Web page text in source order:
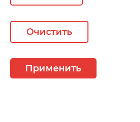
Очистить
Применить